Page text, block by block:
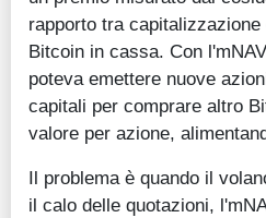
rapporto tra
Bitcoin in cassa. Con
poteva emettere nuove
capitali per comprare altro
valore per azione,
Il problema è quando il
il calo delle quotazioni,